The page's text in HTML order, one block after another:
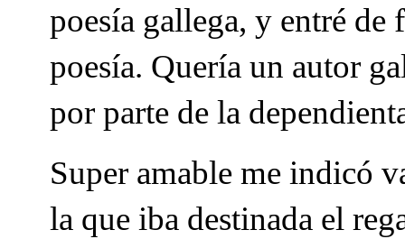
poesía gallega, y entré
poesía. Quería un autor
por parte de la
Super amable me indicó
la que iba destinada el